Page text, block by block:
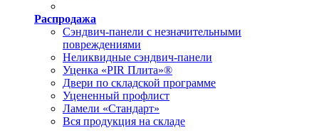
Распродажа
Сэндвич-панели с незначительными
повреждениями
Неликвидные сэндвич-панели
Уценка «PIR Плита»®
Двери по складской программе
Уцененный профлист
Ламели «Стандарт»
Вся продукция на складе